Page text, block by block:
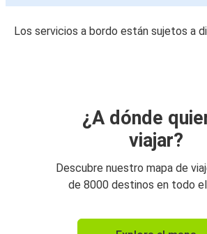
Los servicios a bordo están sujetos a
¿A dónde
viajar?
Descubre nuestro mapa de
de 8000 destinos en todo el